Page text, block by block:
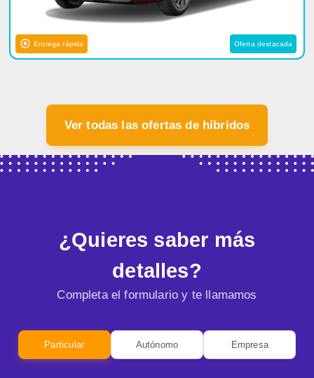
Entrega rápida Oferta destacada
Ver todas las ofertas de híbridos
¿Quieres saber más
detalles?
Completa el formulario y te llamamos
Particular Autónomo Empresa